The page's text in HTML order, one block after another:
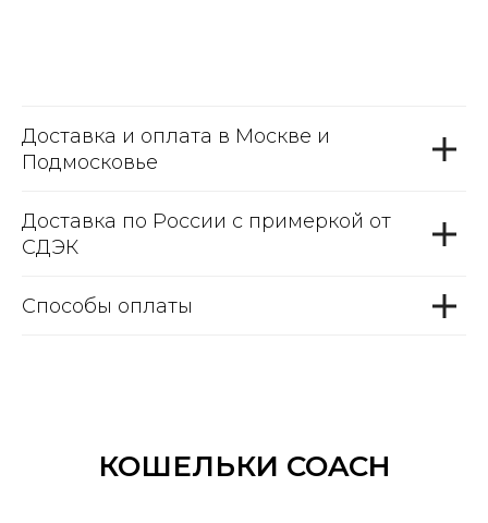
Доставка и оплата в Москве и
Подмосковье
Доставка по России с примеркой от
СДЭК
Способы оплаты
КОШЕЛЬКИ COACH